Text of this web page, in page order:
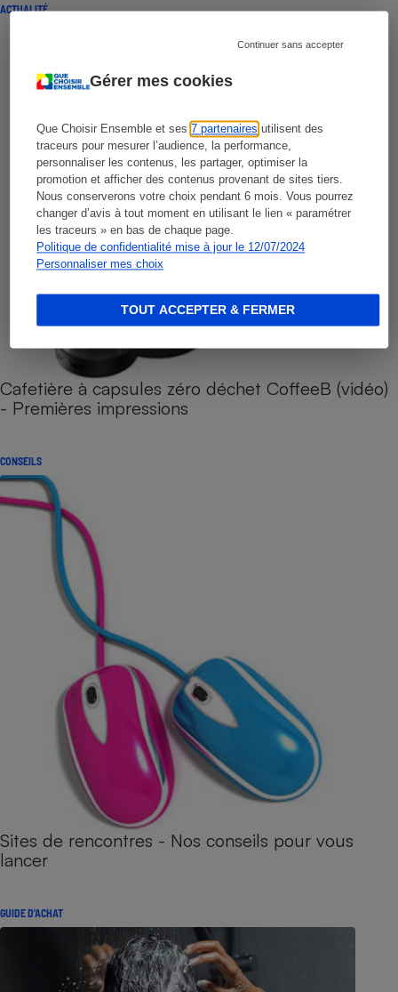
Gérer mes cookies
Que Choisir Ensemble et ses7 partenaires utilisent des
traceurs pour mesurer l’audience, la performance,
personnaliser les contenus, les partager, optimiser la
promotion et afficher des contenus provenant de sites tiers.
Nous conserverons votre choix pendant 6 mois. Vous pourrez
changer d’avis à tout moment en utilisant le lien « paramétrer
les traceurs » en bas de chaque page.
Politique de confidentialité mise à jour le 12/07/2024
Personnaliser mes choix
Continuer sans accepter
TOUT ACCEPTER & FERMER
ACTUALITÉ
Cafetière à capsules zéro déchet CoffeeB (vidéo)
- Premières impressions
CONSEILS
Sites de rencontres - Nos conseils pour vous
lancer
GUIDE D'ACHAT